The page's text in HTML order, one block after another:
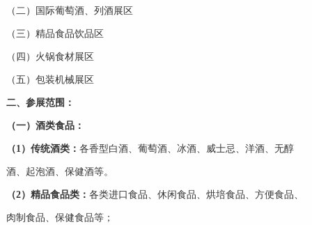
（二）国际葡萄酒、列酒展区
（三）精品食品饮品区
（四）火锅食材展区
（五）包装机械展区
二、参展范围：
（一）酒类食品：
（1）传统酒类： 各香型白酒、葡萄酒、冰酒、威士忌、洋酒、无醇
酒、起泡酒、保健酒等。
（2）精品食品类： 各类进口食品、休闲食品、烘培食品、方便食品、
肉制食品、保健食品等；